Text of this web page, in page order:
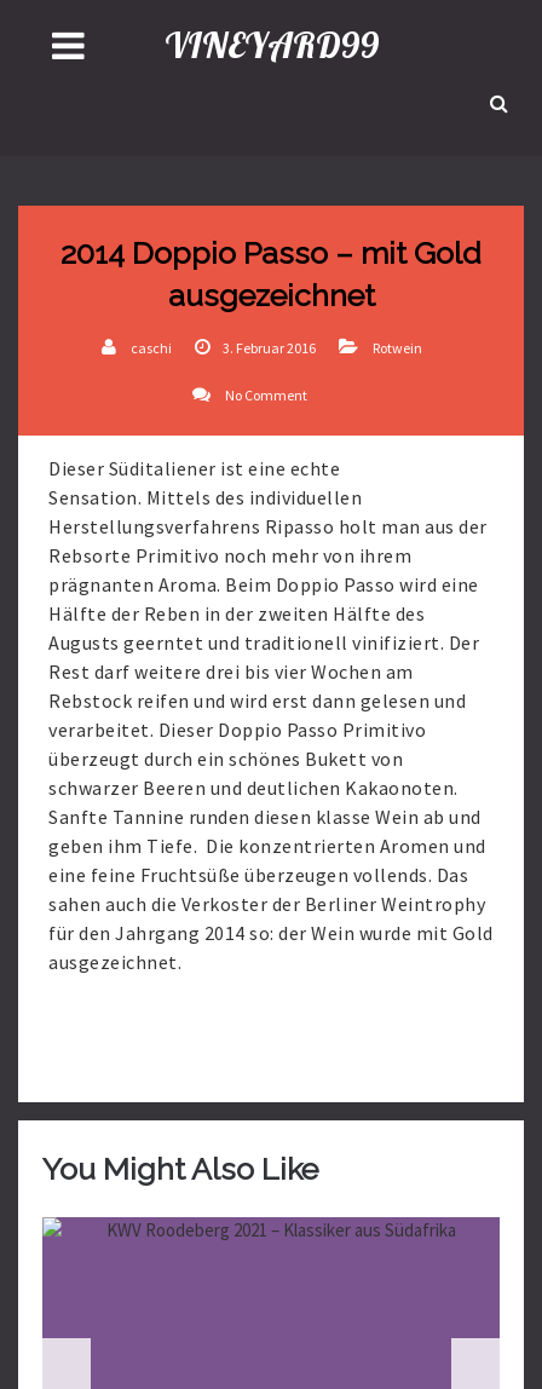
VINEYARD99
2014 Doppio Passo – mit Gold
ausgezeichnet
caschi 3. Februar 2016 Rotwein
No Comment
Dieser Süditaliener ist eine echte
Sensation. Mittels des individuellen
Herstellungsverfahrens Ripasso holt man aus der
Rebsorte Primitivo noch mehr von ihrem
prägnanten Aroma. Beim Doppio Passo wird eine
Hälfte der Reben in der zweiten Hälfte des
Augusts geerntet und traditionell vinifiziert. Der
Rest darf weitere drei bis vier Wochen am
Rebstock reifen und wird erst dann gelesen und
verarbeitet. Dieser Doppio Passo Primitivo
überzeugt durch ein schönes Bukett von
schwarzer Beeren und deutlichen Kakaonoten.
Sanfte Tannine runden diesen klasse Wein ab und
geben ihm Tiefe. Die konzentrierten Aromen und
eine feine Fruchtsüße überzeugen vollends. Das
sahen auch die Verkoster der Berliner Weintrophy
für den Jahrgang 2014 so: der Wein wurde mit Gold
ausgezeichnet.
You Might Also Like